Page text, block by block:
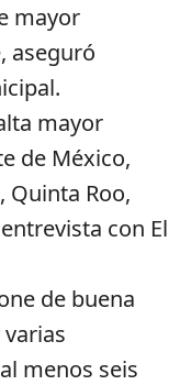
mayor
aseguró
mayor
de México,
Quinta Roo,
con El
de buena
menos seis